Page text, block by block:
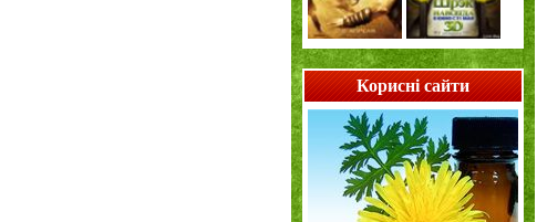
Корисні сайти